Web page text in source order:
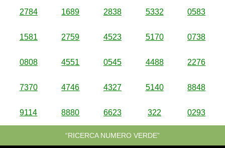
2784 1689 2838 5332 0583
1581 2759 4523 5170 0738
0808 4551 0545 4488 2276
7370 4746 4327 5140 8848
9114 8880 6623 322 0293
“RICERCA NUMERO VERDE”